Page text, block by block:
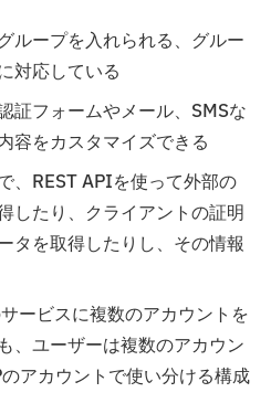
ループを入れられる、グルー
対応している
証フォームやメール、SMSな
容をカスタマイズできる
、REST APIを使って外部の
したり、クライアントの証明
タを取得したりし、その情報
ービスに複数のアカウントを
、ユーザーは複数のアカウン
アカウントで使い分ける構成